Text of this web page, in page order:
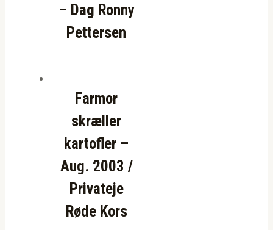
– Dag Ronny
Pettersen
Farmor
skræller
kartofler –
Aug. 2003 /
Privateje
Røde Kors